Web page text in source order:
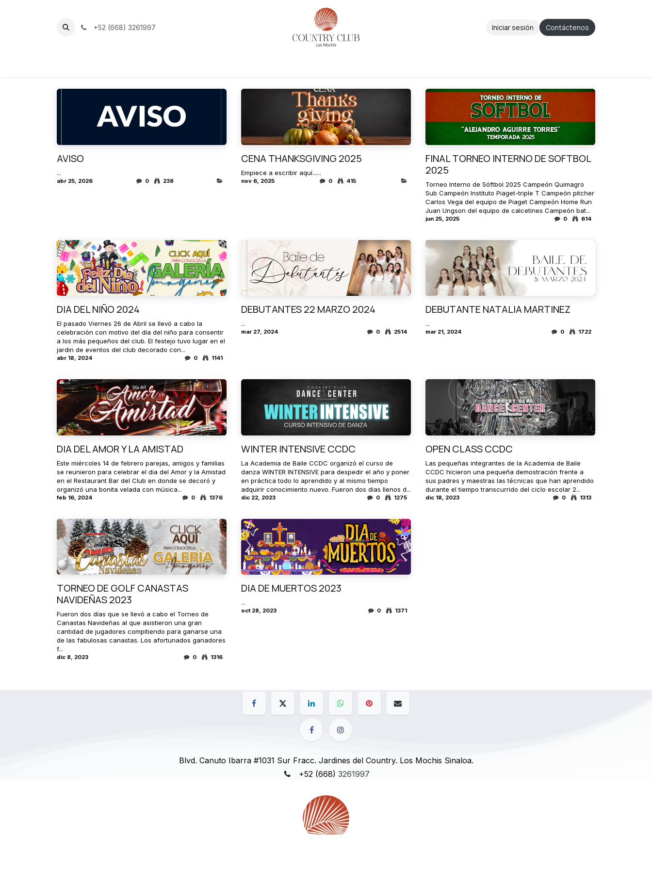
+52 (668) 3261997 Iniciar sesión Contáctenos
AVISO
...
abr 25, 2026 0 238
CENA THANKSGIVING 2025
Empiece a escribir aquí......
nov 6, 2025 0 415
FINAL TORNEO INTERNO DE SOFTBOL
2025
Torneo Interno de Sóftbol 2025 Campeón Quimagro
Sub Campeón Instituto Piaget-triple T Campeón pitcher
Carlos Vega del equipo de Piaget Campeón Home Run
Juan Ungson del equipo de calcetines Campeón bat...
jun 25, 2025 0 614
DIA DEL NIÑO 2024
El pasado Viernes 26 de Abril se llevó a cabo la
celebración con motivo del día del niño para consentir
a los más pequeños del club. El festejo tuvo lugar en el
jardin de eventos del club decorado con...
abr 18, 2024 0 1141
DEBUTANTES 22 MARZO 2024
...
mar 27, 2024 0 2514
DEBUTANTE NATALIA MARTINEZ
...
mar 21, 2024 0 1722
DIA DEL AMOR Y LA AMISTAD
Este miércoles 14 de febrero parejas, amigos y familias
se reunieron para celebrar el dia del Amor y la Amistad
en el Restaurant Bar del Club en donde se decoró y
organizó una bonita velada con música...
feb 16, 2024 0 1376
WINTER INTENSIVE CCDC
La Academia de Baile CCDC organizó el curso de
danza WINTER INTENSIVE para despedir el año y poner
en práctica todo lo aprendido y al mismo tiempo
adquirir conocimiento nuevo. Fueron dos dias llenos d...
dic 22, 2023 0 1275
OPEN CLASS CCDC
Las pequeñas integrantes de la Academia de Baile
CCDC hicieron una pequeña demostración frente a
sus padres y maestras las técnicas que han aprendido
durante el tiempo transcurrido del ciclo escolar 2...
dic 18, 2023 0 1313
TORNEO DE GOLF CANASTAS
NAVIDEÑAS 2023
Fueron dos días que se llevó a cabo el Torneo de
Canastas Navideñas al que asistieron una gran
cantidad de jugadores compitiendo para ganarse una
de las fabulosas canastas. Los afortunados ganadores
f...
dic 8, 2023 0 1316
DIA DE MUERTOS 2023
...
oct 28, 2023 0 1371
Blvd. Canuto Ibarra #1031 Sur Fracc. Jardines del Country. Los Mochis Sinaloa.
+52 (668) 3261997